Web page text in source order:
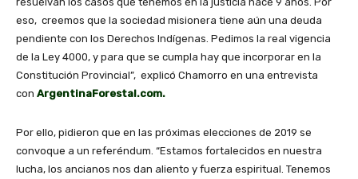
eso, creemos que la sociedad misionera tiene aún una deuda
pendiente con los Derechos Indígenas. Pedimos la real vigencia
de la Ley 4000, y para que se cumpla hay que incorporar en la
Constitución Provincial”, explicó Chamorro en una entrevista
con ArgentinaForestal.com.
Por ello, pidieron que en las próximas elecciones de 2019 se
convoque a un referéndum. “Estamos fortalecidos en nuestra
lucha, los ancianos nos dan aliento y fuerza espiritual. Tenemos